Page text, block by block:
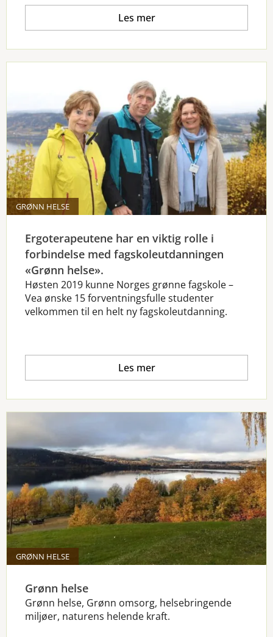
Les mer
GRØNN HELSE
Ergoterapeutene har en viktig rolle i
forbindelse med fagskoleutdanningen
«Grønn helse».
Høsten 2019 kunne Norges grønne fagskole –
Vea ønske 15 forventningsfulle studenter
velkommen til en helt ny fagskoleutdanning.
Les mer
GRØNN HELSE
Grønn helse
Grønn helse, Grønn omsorg, helsebringende
miljøer, naturens helende kraft.